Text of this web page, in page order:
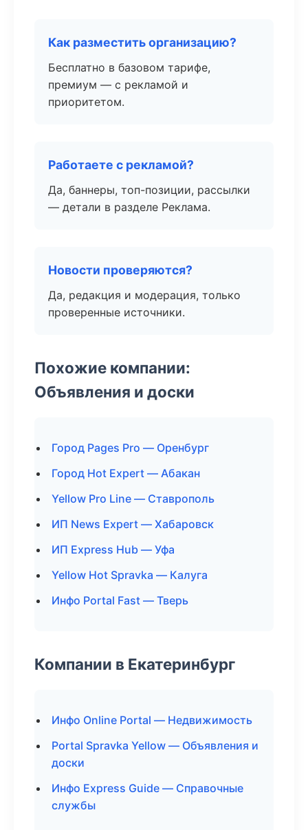
Как разместить организацию?
Бесплатно в базовом тарифе,
премиум — с рекламой и
приоритетом.
Работаете с рекламой?
Да, баннеры, топ-позиции, рассылки
— детали в разделе Реклама.
Новости проверяются?
Да, редакция и модерация, только
проверенные источники.
Похожие компании:
Объявления и доски
Город Pages Pro — Оренбург
Город Hot Expert — Абакан
Yellow Pro Line — Ставрополь
ИП News Expert — Хабаровск
ИП Express Hub — Уфа
Yellow Hot Spravka — Калуга
Инфо Portal Fast — Тверь
Компании в Екатеринбург
Инфо Online Portal — Недвижимость
Portal Spravka Yellow — Объявления и
доски
Инфо Express Guide — Справочные
службы